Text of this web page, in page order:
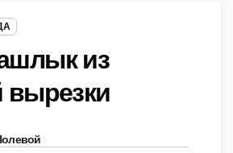
из
вырезки